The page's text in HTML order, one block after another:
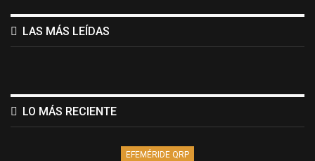
LAS MÁS LEÍDAS
LO MÁS RECIENTE
EFEMÉRIDE QRP